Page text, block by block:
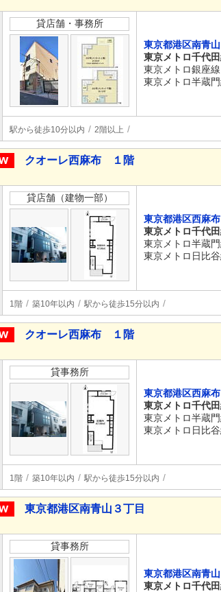
貸店舗・事務所
東京都港区南青
東京メトロ千代
東京メトロ銀座
東京メトロ半蔵
駅から徒歩10分以内 2階以上
クオーレ西麻布 １階
貸店舗（建物一部）
東京都港区西麻
東京メトロ千代
東京メトロ半蔵
東京メトロ日比
1階 築10年以内 駅から徒歩15分以内
クオーレ西麻布 １階
貸事務所
東京都港区西麻
東京メトロ千代
東京メトロ半蔵
東京メトロ日比
1階 築10年以内 駅から徒歩15分以内
東京都港区南青山３丁目
貸事務所
東京都港区南青
東京メトロ千代